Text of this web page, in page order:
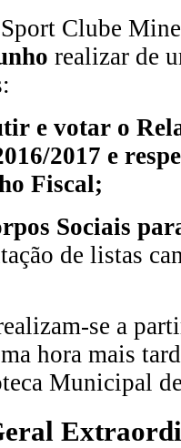
Clube
realizar de
e votar o
2017 e
Fiscal;
Sociais
de listas
se a
hora mais
Municipal